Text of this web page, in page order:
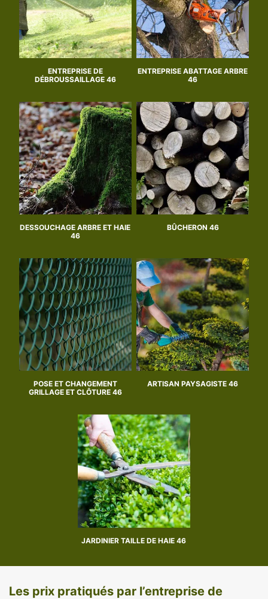
ENTREPRISE DE
DÉBROUSSAILLAGE 46
ENTREPRISE ABATTAGE ARBRE
46
DESSOUCHAGE ARBRE ET HAIE
46
BÛCHERON 46
POSE ET CHANGEMENT
GRILLAGE ET CLÔTURE 46
ARTISAN PAYSAGISTE 46
JARDINIER TAILLE DE HAIE 46
Les prix pratiqués par l’entreprise de